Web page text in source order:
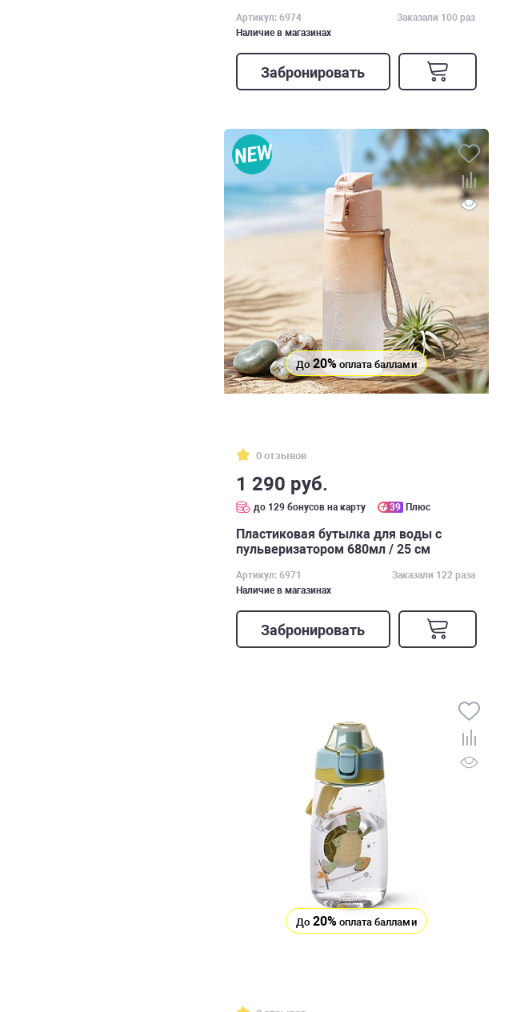
Артикул: 6974
Заказали 100 раз
Наличие в магазинах
Забронировать
До20%оплата баллами
0 отзывов
1 290 руб.
до 129 бонусов на карту 39 Плюс
Пластиковая бутылка для воды с
пульверизатором 680мл / 25 см
Артикул: 6971
Заказали 122 раза
Наличие в магазинах
Забронировать
До 20% оплата баллами